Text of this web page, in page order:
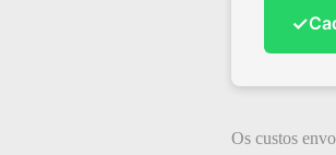
✓
Os custos